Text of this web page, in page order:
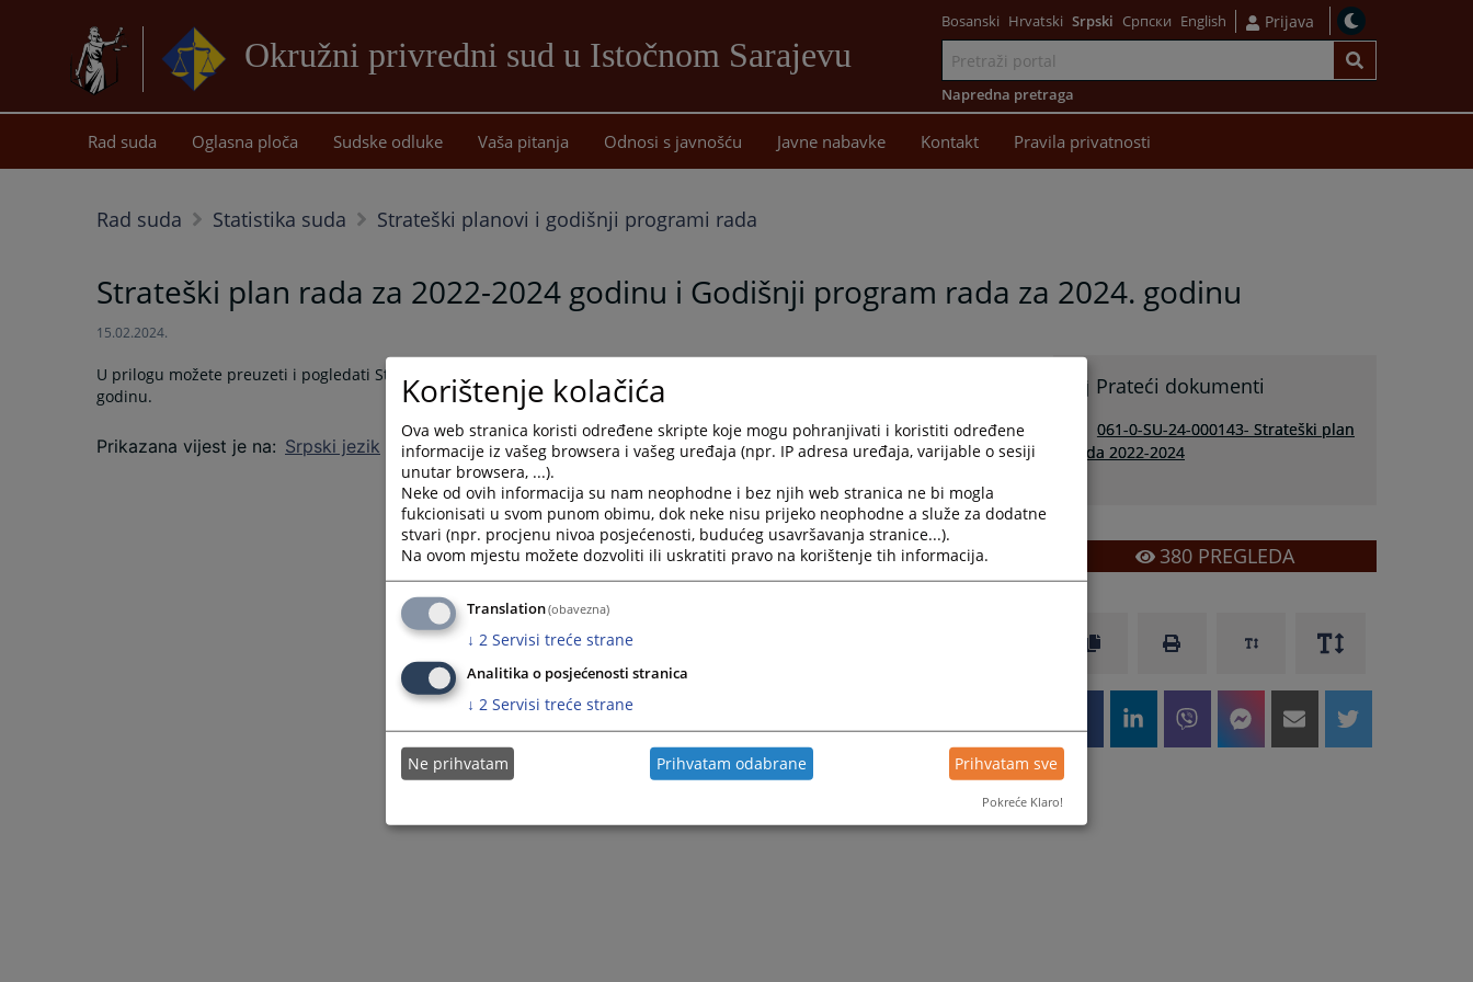
Okružni privredni sud u Istočnom Sarajevu
sadržaj
Bosanski Hrvatski Srpski Српски English Prijava
Napredna pretraga
Rad suda Oglasna ploča Sudske odluke Vaša pitanja Odnosi s javnošću Javne nabavke Kontakt Pravila privatnosti
Rad suda Statistika suda Strateški planovi i godišnji programi rada
Strateški plan rada za 2022-2024 godinu i Godišnji program rada za 2024. godinu
15.02.2024.
U prilogu možete preuzeti i pogledati Strateški plan suda za period 2022-2024. godinu i Godišnji program rada za 2024.
godinu.
Prikazana vijest je na: Srpski jezik
Prateći dokumenti
061-0-SU-24-000143- Strateški plan
rada 2022-2024
380PREGLEDA
Korištenje kolačića
Ova web stranica koristi određene skripte koje mogu pohranjivati i koristiti određene
informacije iz vašeg browsera i vašeg uređaja (npr. IP adresa uređaja, varijable o sesiji
unutar browsera, ...).
Neke od ovih informacija su nam neophodne i bez njih web stranica ne bi mogla
fukcionisati u svom punom obimu, dok neke nisu prijeko neophodne a služe za dodatne
stvari (npr. procjenu nivoa posjećenosti, budućeg usavršavanja stranice...).
Na ovom mjestu možete dozvoliti ili uskratiti pravo na korištenje tih informacija.
Translation(obavezna)
↓ 2 Servisi treće strane
Analitika o posjećenosti stranica
↓ 2 Servisi treće strane
Ne prihvatam Prihvatam odabrane Prihvatam sve
Pokreće Klaro!